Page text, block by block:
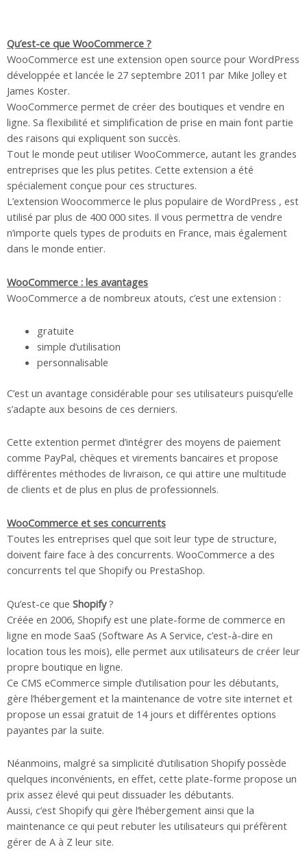
Qu’est-ce que WooCommerce ?
WooCommerce est une extension open source pour WordPress
développée et lancée le 27 septembre 2011 par Mike Jolley et
James Koster.
WooCommerce permet de créer des boutiques et vendre en
ligne. Sa flexibilité et simplification de prise en main font partie
des raisons qui expliquent son succès.
Tout le monde peut utiliser WooCommerce, autant les grandes
entreprises que les plus petites. Cette extension a été
spécialement conçue pour ces structures.
L’extension Woocommerce le plus populaire de WordPress , est
utilisé par plus de 400 000 sites. Il vous permettra de vendre
n’importe quels types de produits en France, mais également
dans le monde entier.
WooCommerce : les avantages
WooCommerce a de nombreux atouts, c’est une extension :
gratuite
simple d’utilisation
personnalisable
C’est un avantage considérable pour ses utilisateurs puisqu’elle
s’adapte aux besoins de ces derniers.
Cette extention permet d’intégrer des moyens de paiement
comme PayPal, chèques et virements bancaires et propose
différentes méthodes de livraison, ce qui attire une multitude
de clients et de plus en plus de professionnels.
WooCommerce et ses concurrents
Toutes les entreprises quel que soit leur type de structure,
doivent faire face à des concurrents. WooCommerce a des
concurrents tel que Shopify ou PrestaShop.
Qu’est-ce que Shopify?
Créée en 2006, Shopify est une plate-forme de commerce en
ligne en mode SaaS (Software As A Service, c’est-à-dire en
location tous les mois), elle permet aux utilisateurs de créer leur
propre boutique en ligne.
Ce CMS eCommerce simple d’utilisation pour les débutants,
gère l’hébergement et la maintenance de votre site internet et
propose un essai gratuit de 14 jours et différentes options
payantes par la suite.
Néanmoins, malgré sa simplicité d’utilisation Shopify possède
quelques inconvénients, en effet, cette plate-forme propose un
prix assez élevé qui peut dissuader les débutants.
Aussi, c’est Shopify qui gère l’hébergement ainsi que la
maintenance ce qui peut rebuter les utilisateurs qui préfèrent
gérer de A à Z leur site.